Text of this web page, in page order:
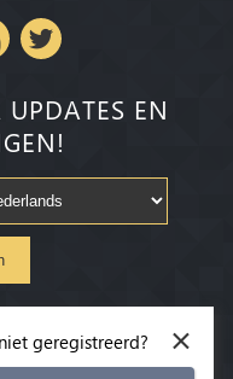
EN
×
geregistreerd?